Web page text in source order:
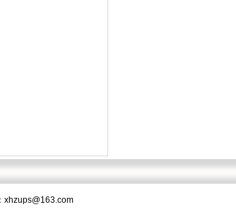
xhzups@163.com